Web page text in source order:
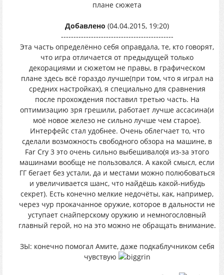
плане сюжета
Добавлено (04.04.2015, 19:20)
---------------------------------------------
Эта часть определённо себя оправдала, те, кто говорят,
что игра отличается от предыдущей только
декорациями и сюжетом не правы, в графическом
плане здесь всё гораздо лучше(при том, что я играл на
средних настройках), я специально для сравнения
после прохождения поставил третью часть. На
оптимизацию зря грешили, работает лучше ассасина(и
моё новое железо не сильно лучше чем старое).
Интерфейс стал удобнее. Очень облегчает то, что
сделали возможность свободного обзора на машине, в
Far Cry 3 это очень сильно выбешивало(я из-за этого
машинами вообще не пользовался. А какой смысл, если
ГГ бегает без устали, да и местами можно полюбоваться
и увеличивается шанс, что найдёшь какой-нибудь
секрет). Есть конечно мелкие недочёты, как, например,
через чур прокачанное оружие, которое в дальности не
уступает снайперскому оружию и немногословный
главный герой, но на это можно не обращать внимание.
ЗЫ: конечно помогал Амите, даже подкаблучником себя
чувствую